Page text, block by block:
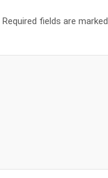
Required fields are marked